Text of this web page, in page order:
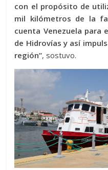
con el propósito de
mil kilómetros de la
cuenta Venezuela para
de Hidrovías y así
región”, sostuvo.